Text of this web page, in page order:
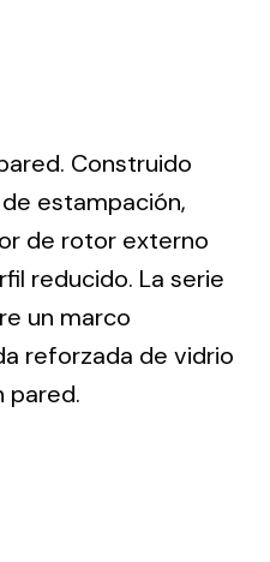
into the group
Construido
estampación,
de rotor externo
reducido. La serie
un marco
reforzada de vidrio
pared.